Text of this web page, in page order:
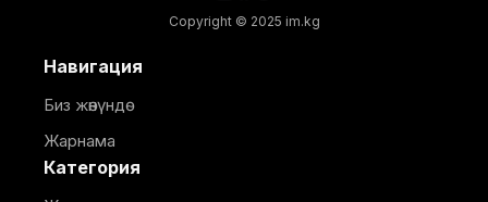
Copyright © 2025 im.kg
Навигация
Биз жөнүндө
Жарнама
Категория